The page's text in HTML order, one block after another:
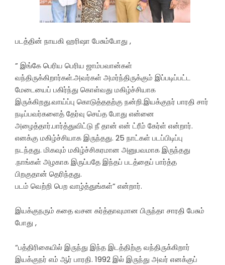
படத்தின் நாயகி ஹரிஷா பேசும்போது ,
” இங்கே பெரிய பெரிய ஜாம்பவான்கள்
வந்திருக்கிறார்கள்.அவர்கள் அமர்ந்திருக்கும் இப்படிப்பட்ட
மேடையைப் பகிர்ந்து கொள்வது மகிழ்ச்சியாக
இருக்கிறது.வாய்ப்பு கொடுத்ததற்கு நன்றி.இயக்குநர் பாரதி சார்
நடிப்பவர்களைத் தேர்வு செய்த போது என்னை
அழைத்தார்.பார்த்துவிட்டு நீ தான் என் ட்ரீம் கேர்ள் என்றார்.
எனக்கு மகிழ்ச்சியாக இருந்தது. 25 நாட்கள் படப்பிடிப்பு
நடந்தது. மிகவும் மகிழ்ச்சிகரமான அனுபவமாக இருந்தது
.நாங்கள் அழகாக இருப்பதே இந்தப் படத்தைப் பார்த்த
பிறகுதான் தெரிந்தது.
படம் வெற்றி பெற வாழ்த்துங்கள்” என்றார்.
இயக்குநரும் கதை வசன கர்த்தாவுமான பிருந்தா சாரதி பேசும்
போது ,
“பத்திரிகையில் இருந்து இந்த இடத்திற்கு வந்திருக்கிறார்
இயக்குநர் எம் ஆர் பாரதி. 1992 இல் இருந்து அவர் எனக்குப்